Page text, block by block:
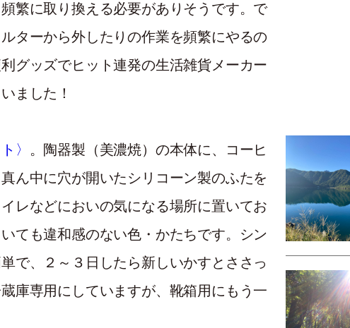
繁に取り換える必要がありそうです。で
ターから外したりの作業を頻繁にやるの
グッズでヒット連発の生活雑貨メーカー
ました！
〉
。陶器製（美濃焼）の本体に、コーヒ
ん中に⽳が開いたシリコーン製のふたを
レなどにおいの気になる場所に置いてお
ても違和感のない⾊・かたちです。シン
で、２～３日したら新しいかすとささっ
庫専用にしていますが、靴箱用にもう一